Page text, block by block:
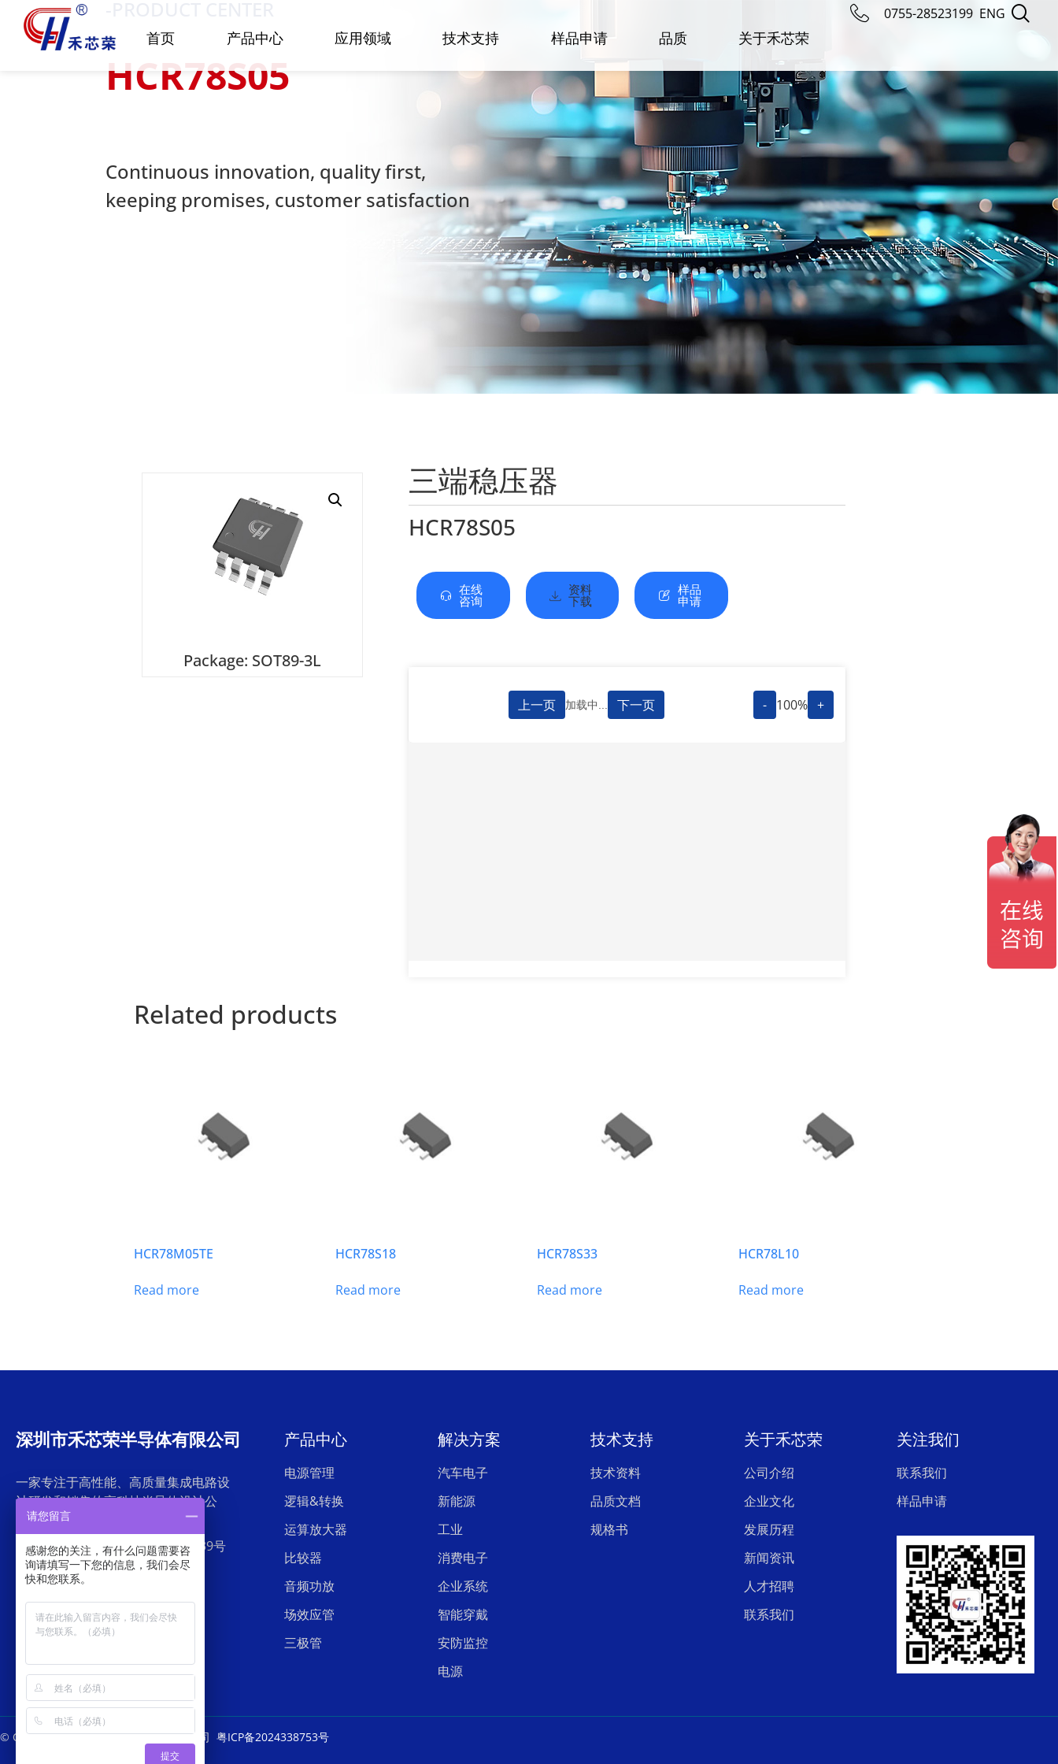
首页 产品中心 应用领域 技术支持 样品申请 品质 关于禾芯荣
0755-28523199 ENG
HCR78S05
Continuous innovation, quality first,
keeping promises, customer satisfaction
Package: SOT89-3L
三端稳压器
HCR78S05
在线
咨询
资料
下载
样品
申请
上一页 加载中... 下一页 - 100% +
Related products
HCR78M05TE
Read more
HCR78S18
Read more
HCR78S33
Read more
HCR78L10
Read more
深圳市禾芯荣半导体有限公司
一家专注于高性能、高质量集成电路设
计研发和销售的高科技半导体设计公
司。
地址：深圳市罗湖区东门中兴路239号
外贸集团大厦26层
产品中心
电源管理
逻辑&转换
运算放大器
比较器
音频功放
场效应管
三极管
解决方案
汽车电子
新能源
工业
消费电子
企业系统
智能穿戴
安防监控
电源
技术支持
技术资料
品质文档
规格书
关于禾芯荣
公司介绍
企业文化
发展历程
新闻资讯
人才招聘
联系我们
关注我们
联系我们
样品申请
© Copyright深圳市禾芯荣半导体有限公司 粤ICP备2024338753号
请您留言
感谢您的关注，有什么问题需要咨
询请填写一下您的信息，我们会尽
快和您联系。
提交